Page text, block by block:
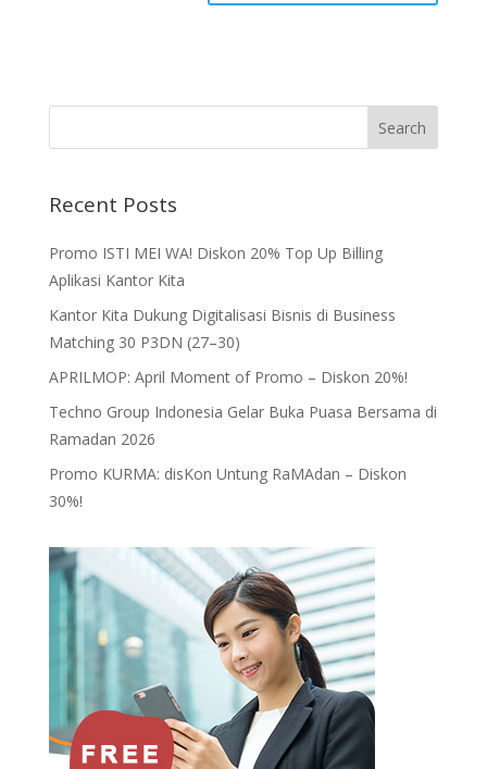
Recent Posts
Promo ISTI MEI WA! Diskon 20% Top Up Billing
Aplikasi Kantor Kita
Kantor Kita Dukung Digitalisasi Bisnis di Business
Matching 30 P3DN (27–30)
APRILMOP: April Moment of Promo – Diskon 20%!
Techno Group Indonesia Gelar Buka Puasa Bersama di
Ramadan 2026
Promo KURMA: disKon Untung RaMAdan – Diskon
30%!